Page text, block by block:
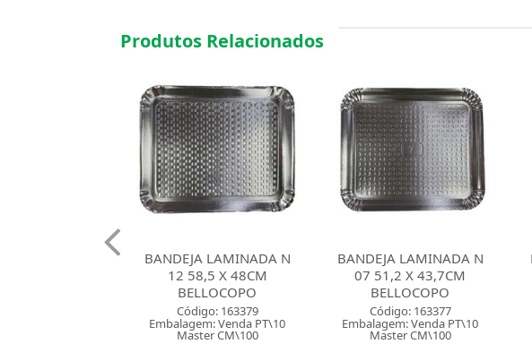
Produtos Relacionados
BANDEJA LAMINADA N
07 51,2 X 43,7CM
BELLOCOPO
Código: 163377
Embalagem: Venda PT\10
Master CM\100
BANDEJA LAMINADA N
05 40 X 33CM
BELLOCOPO
Código: 163375
Embalagem: Venda PT\10
Master CM\100